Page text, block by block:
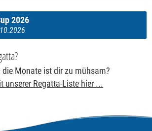
2026
die Monate ist dir zu mühsam?
unserer Regatta-Liste hier ...